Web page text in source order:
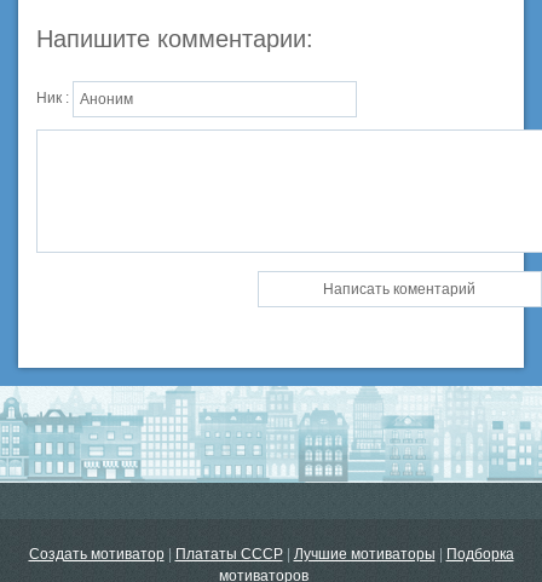
Напишите комментарии:
Ник :
Создать мотиватор Плататы СССР| Лучшие мотиваторы
Подборка
мотиваторов